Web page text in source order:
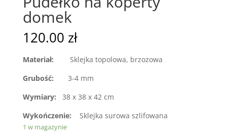
domek
120.00 zł
Materiał:
Sklejka topolowa, brzozowa
Grubość: 3-4 mm
Wymiary:
38 x 38 x 42 cm
Wykończenie:
Sklejka surowa szlifowana
1 w magazynie